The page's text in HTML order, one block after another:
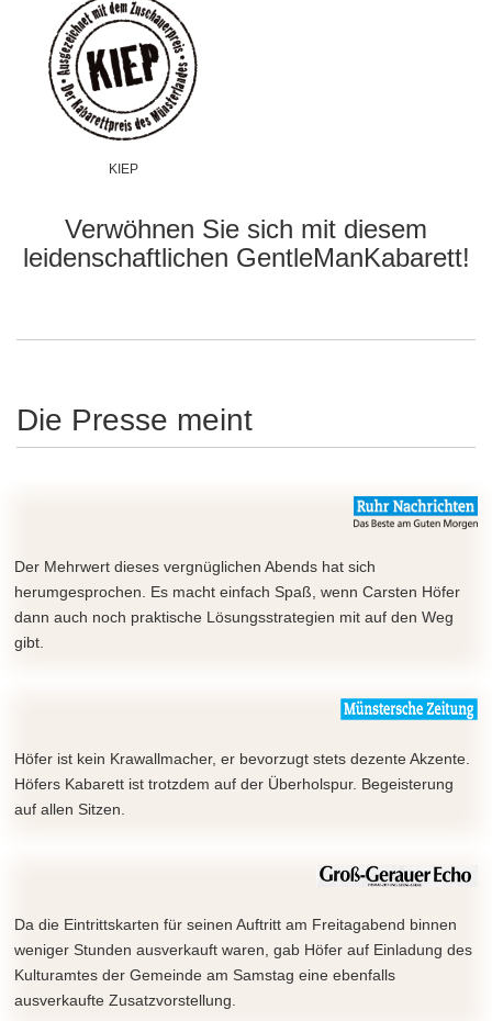
KIEP
Verwöhnen Sie sich mit diesem
leidenschaftlichen GentleManKabarett!
Die Presse meint
Der Mehrwert dieses vergnüglichen Abends hat sich
herumgesprochen. Es macht einfach Spaß, wenn Carsten Höfer
dann auch noch praktische Lösungsstrategien mit auf den Weg
gibt.
Höfer ist kein Krawallmacher, er bevorzugt stets dezente Akzente.
Höfers Kabarett ist trotzdem auf der Überholspur. Begeisterung
auf allen Sitzen.
Da die Eintrittskarten für seinen Auftritt am Freitagabend binnen
weniger Stunden ausverkauft waren, gab Höfer auf Einladung des
Kulturamtes der Gemeinde am Samstag eine ebenfalls
ausverkaufte Zusatzvorstellung.